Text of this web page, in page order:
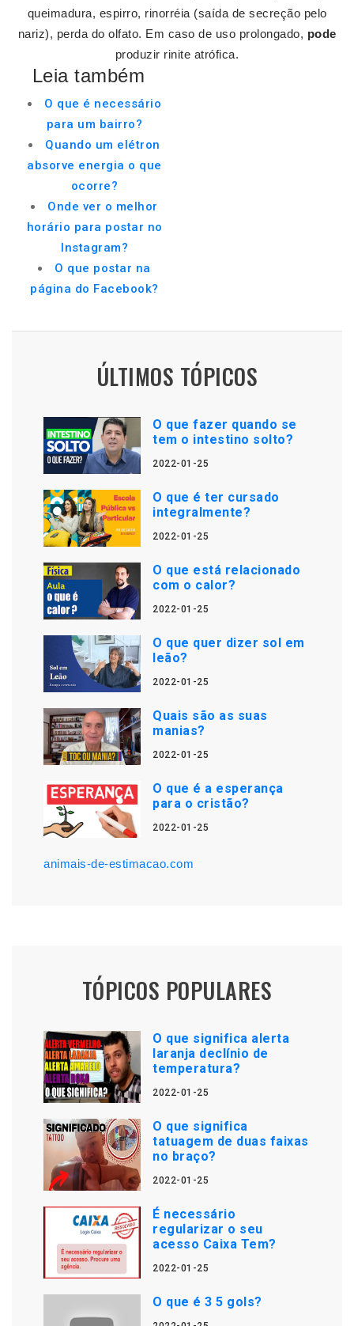
queimadura, espirro, rinorréia (saída de secreção pelo
nariz), perda do olfato. Em caso de uso prolongado, pode
produzir rinite atrófica.
Leia também
O que é necessário
para um bairro?
Quando um elétron
absorve energia o que
ocorre?
Onde ver o melhor
horário para postar no
Instagram?
O que postar na
página do Facebook?
ÚLTIMOS TÓPICOS
O que fazer quando se
tem o intestino solto?
2022-01-25
O que é ter cursado
integralmente?
2022-01-25
O que está relacionado
com o calor?
2022-01-25
O que quer dizer sol em
leão?
2022-01-25
Quais são as suas
manias?
2022-01-25
O que é a esperança
para o cristão?
2022-01-25
animais-de-estimacao.com
TÓPICOS POPULARES
O que significa alerta
laranja declínio de
temperatura?
2022-01-25
O que significa
tatuagem de duas faixas
no braço?
2022-01-25
É necessário
regularizar o seu
acesso Caixa Tem?
2022-01-25
O que é 3 5 gols?